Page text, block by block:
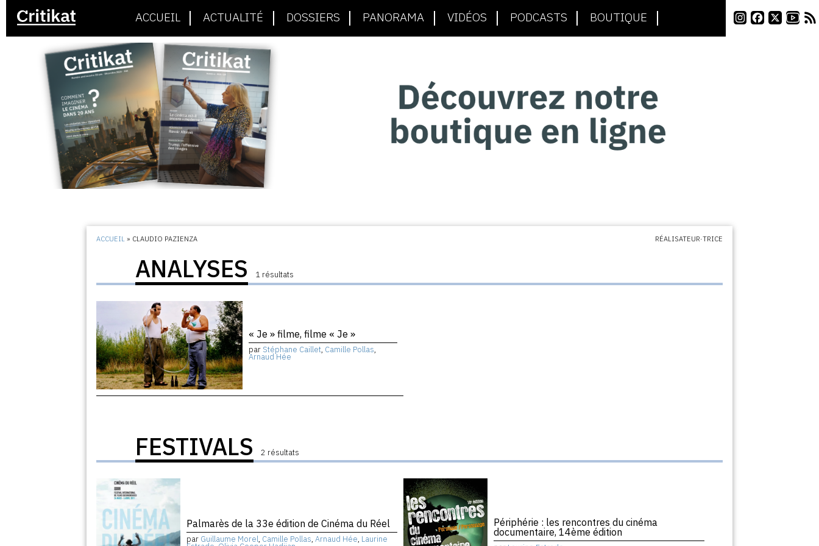
ACCUEIL ACTUALITÉ DOSSIERS PANORAMA VIDÉOS PODCASTS BOUTIQUE
ACCUEIL » CLAUDIO PAZIENZA RÉALISATEUR·TRICE
ANALYSES 1 résultats
« Je » filme, filme « Je »
par Stéphane Caillet, Camille Pollas,
Arnaud Hée
FESTIVALS 2 résultats
Palmarès de la 33e édition de Cinéma du Réel
par Guillaume Morel, Camille Pollas,Arnaud Hée, Laurine
Périphérie : les rencontres du cinéma
documentaire, 14ème édition